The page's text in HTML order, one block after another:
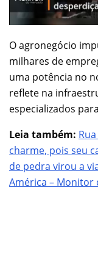
O agronegócio
milhares de
uma potência no
reflete na
especializados
Leia também:
charme, pois seu
de pedra virou a
América – Monitor